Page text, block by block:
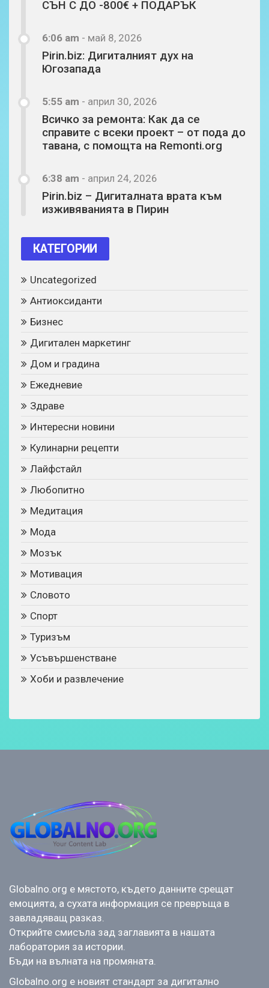
СЪН С ДО -800€ + ПОДАРЪК
6:06 am - май 8, 2026
Pirin.biz: Дигиталният дух на
Югозапада
5:55 am - април 30, 2026
Всичко за ремонта: Как да се
справите с всеки проект – от пода до
тавана, с помощта на Remonti.org
6:38 am - април 24, 2026
Pirin.biz – Дигиталната врата към
изживяванията в Пирин
КАТЕГОРИИ
Uncategorized
Антиоксиданти
Бизнес
Дигитален маркетинг
Дом и градина
Ежедневие
Здраве
Интересни новини
Кулинарни рецепти
Лайфстайл
Любопитно
Медитация
Мода
Мозък
Мотивация
Словото
Спорт
Туризъм
Усъвършенстване
Хоби и развлечение
Globalno.org е мястото, където данните срещат
емоцията, а сухата информация се превръща в
завладяващ разказ.
Открийте смисъла зад заглавията в нашата
лаборатория за истории.
Бъди на вълната на промяната.
Globalno.org е новият стандарт за дигитално